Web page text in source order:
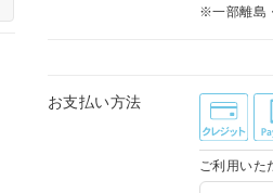
※一部離島
お支払い方法
ご利用いた